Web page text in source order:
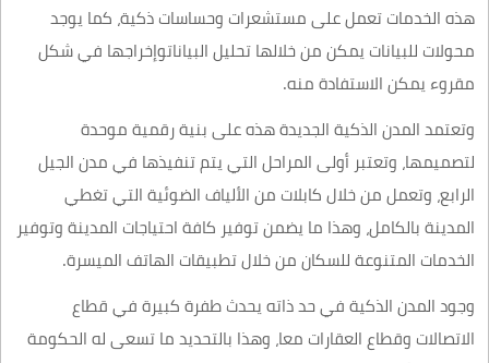
هذه الخدمات تعمل على مستشعرات وحساسات ذكية، كما يوجد
محولات للبيانات يمكن من خلالها تحليل البياناتوإخراجها في شكل
مقروء يمكن الاستفادة منه.
وتعتمد المدن الذكية الجديدة هذه على بنية رقمية موحدة
لتصميمها، وتعتبر أولى المراحل التي يتم تنفيذها في مدن الجيل
الرابع، وتعمل من خلال كابلات من الألياف الضوئية التي تغطي
المدينة بالكامل، وهذا ما يضمن توفير كافة احتياجات المدينة وتوفير
الخدمات المتنوعة للسكان من خلال تطبيقات الهاتف الميسرة.
وجود المدن الذكية في حد ذاته يحدث طفرة كبيرة في قطاع
الاتصالات وقطاع العقارات معا، وهذا بالتحديد ما تسعى له الحكومة